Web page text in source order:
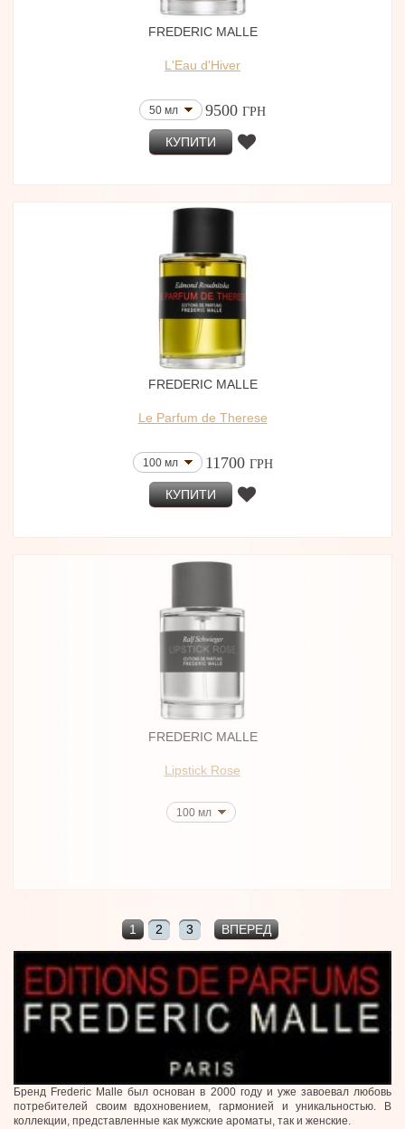
FREDERIC MALLE
L'Eau d'Hiver
50 мл 9500 ГРН
КУПИТИ
FREDERIC MALLE
Le Parfum de Therese
100 мл 11700 ГРН
КУПИТИ
FREDERIC MALLE
Lipstick Rose
100 мл
1 2 3 ВПЕРЕД
Бренд Frederic Malle был основан в 2000 году и уже завоевал любовь
потребителей своим вдохновением, гармонией и уникальностью. В
коллекции, представленные как мужские ароматы, так и женские.